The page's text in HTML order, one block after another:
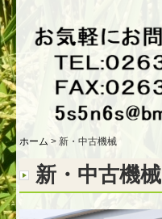
各種選別機
その他の穀物加工機械
倉庫・展示場
穀物選別見本
ホーム 新・中古機械
新・中古機械